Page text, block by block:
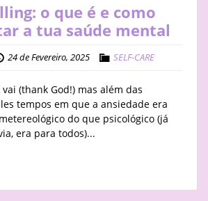
o que é e como
a tua saúde mental
24 de Fevereiro, 2025 SELF-CARE
(thank God!) mas além das
tempos em que a ansiedade era
do que psicológico (já
era para todos)...